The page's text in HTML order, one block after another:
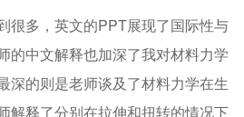
很多，英文的PPT展现了国际性与
的中文解释也加深了我对材料力学
深的则是老师谈及了材料力学在生
解释了分别在拉伸和扭转的情况下